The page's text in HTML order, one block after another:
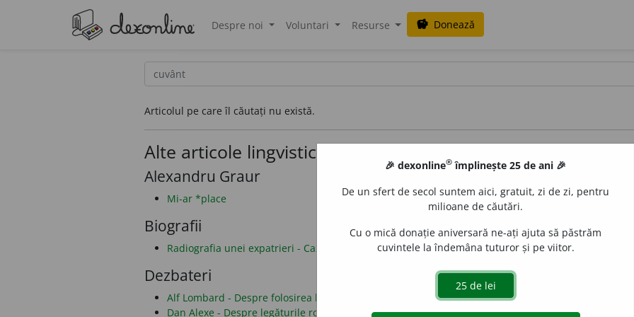
Despre noi Voluntari Resurse savings Donează
Articolul pe care îl căutați nu există.
Alte articole lingvistice
Alexandru Graur
Mi-ar *place
Biografii
Radiografia unei expatrieri - Cazul Lazăr Șăineanu
Dezbateri
Alf Lombard - Despre folosirea literelor î și â
Dan Alexe - Despre legăturile românei cu albaneza
🎉 dexonline® împlinește 25 de ani 🎉
De un sfert de secol suntem aici, gratuit, zi de zi, pentru
milioane de căutări.
Cu o mică donație aniversară ne-ați ajuta să păstrăm
cuvintele la îndemâna tuturor și pe viitor.